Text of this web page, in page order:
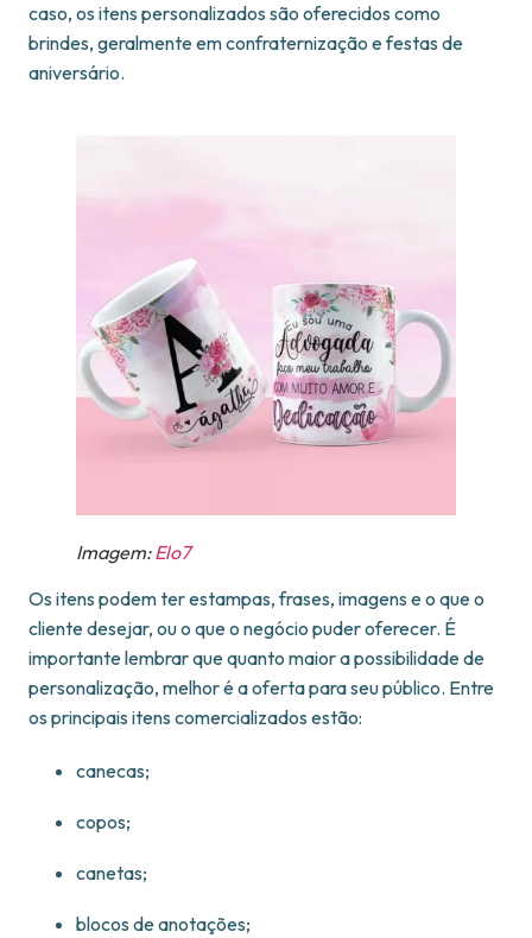
caso, os itens personalizados são oferecidos como
brindes, geralmente em confraternização e festas de
aniversário.
Imagem:Elo7
Os itens podem ter estampas, frases, imagens e o que o
cliente desejar, ou o que o negócio puder oferecer. É
importante lembrar que quanto maior a possibilidade de
personalização, melhor é a oferta para seu público. Entre
os principais itens comercializados estão:
canecas;
copos;
canetas;
blocos de anotações;